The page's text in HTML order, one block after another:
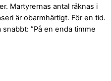
Martyrernas antal räknas i
är obarmhärtigt. För en tid.
”På en enda timme